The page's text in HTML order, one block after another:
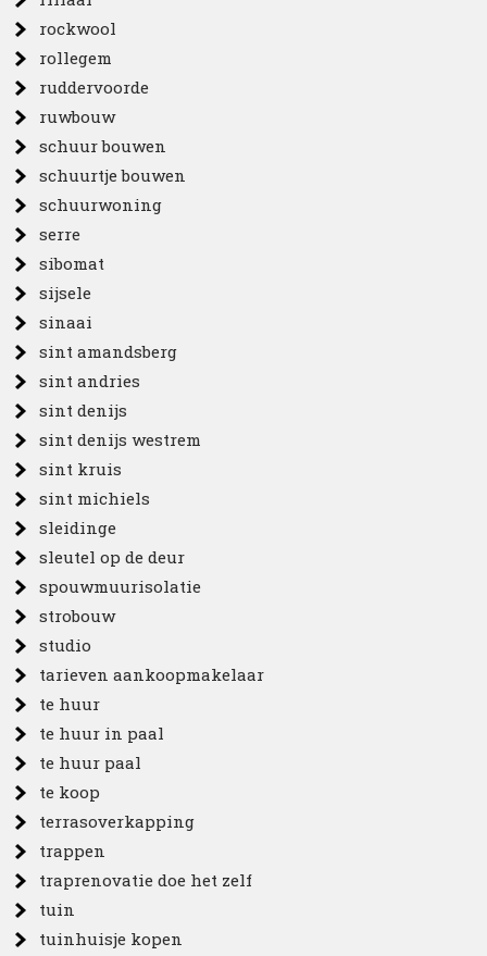
rockwool
rollegem
ruddervoorde
ruwbouw
schuur bouwen
schuurtje bouwen
schuurwoning
serre
sibomat
sijsele
sinaai
sint amandsberg
sint andries
sint denijs
sint denijs westrem
sint kruis
sint michiels
sleidinge
sleutel op de deur
spouwmuurisolatie
strobouw
studio
tarieven aankoopmakelaar
te huur
te huur in paal
te huur paal
te koop
terrasoverkapping
trappen
traprenovatie doe het zelf
tuin
tuinhuisje kopen